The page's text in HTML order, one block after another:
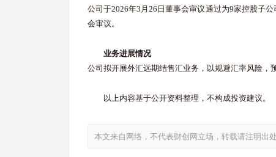
公司于2026年3月26日董事会审议通过为9家控股子
会审议。
业务进展情况
公司拟开展外汇远期结售汇业务，以规避汇率风险，
以上内容基于公开资料整理，不构成投资建议。
本文来自网络，不代表财创网立场，转载请注明出处